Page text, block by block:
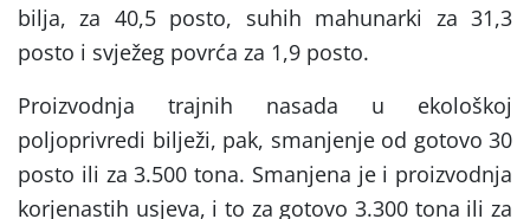
bilja, za 40,5 posto, suhih mahunarki za 31,3
posto i svježeg povrća za 1,9 posto.
Proizvodnja trajnih nasada u ekološkoj
poljoprivredi bilježi, pak, smanjenje od gotovo 30
posto ili za 3.500 tona. Smanjena je i proizvodnja
korjenastih usjeva, i to za gotovo 3.300 tona ili za